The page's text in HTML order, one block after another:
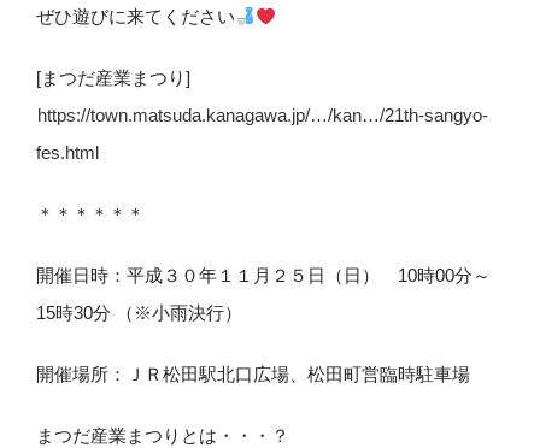
ぜひ遊びに来てください
[まつだ産業まつり]
https://town.matsuda.kanagawa.jp/…/kan…/21th-sangyo-
fes.html
＊＊＊＊＊＊
開催日時：平成３０年１１月２５日（日） 10時00分～
15時30分 （※小雨決行）
開催場所：ＪＲ松田駅北口広場、松田町営臨時駐車場
まつだ産業まつりとは・・・？